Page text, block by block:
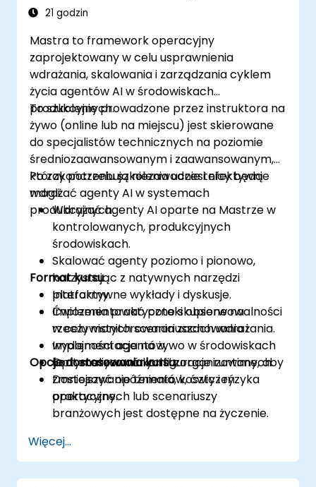
21 godzin
Mastra to framework operacyjny
zaprojektowany w celu usprawnienia
wdrażania, skalowania i zarządzania cyklem
życia agentów AI w środowiskach
produkcyjnych.
To szkolenie prowadzone przez instruktora na
żywo (online lub na miejscu) jest skierowane
do specjalistów technicznych na poziomie
średniozaawansowanym i zaawansowanym,
którzy potrzebują niezawodnie i efektywnie
wdrażać agenty AI w systemach
produkcyjnych.
Po zakończeniu szkolenia uczestnicy będą
mogli:
Wdrażać agenty AI oparte na Mastrze w
kontrolowanych, produkcyjnych
środowiskach.
Skalować agenty poziomo i pionowo,
korzystając z natywnych narzędzi
platformy.
Implementować potoki obserwowalności
w celu monitorowania zachowania i
wydajności agentów.
Optymalizować konfiguracje runtime, aby
zmniejszyć opóźnienia, koszty i ryzyka
operacyjne.
Format kursu
Interaktywne wykłady i dyskusje.
Ćwiczenia praktyczne skupione na
rzeczywistych scenariuszach wdrażania.
Implementacja na żywo w środowiskach
konteneryzowanych i zorganizowanych.
Opcje dostosowania kursu
Dostosowanie tematów, ćwiczeń
praktycznych lub scenariuszy
branżowych jest dostępne na życzenie.
Więcej...